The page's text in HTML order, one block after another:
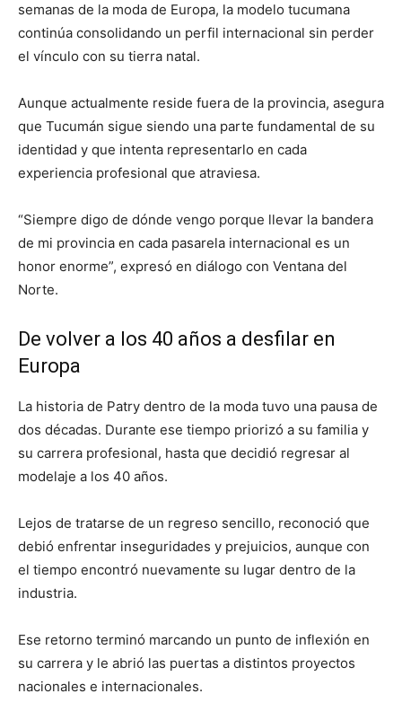
semanas de la moda de Europa, la modelo tucumana
continúa consolidando un perfil internacional sin perder
el vínculo con su tierra natal.
Aunque actualmente reside fuera de la provincia, asegura
que Tucumán sigue siendo una parte fundamental de su
identidad y que intenta representarlo en cada
experiencia profesional que atraviesa.
“Siempre digo de dónde vengo porque llevar la bandera
de mi provincia en cada pasarela internacional es un
honor enorme”, expresó en diálogo con Ventana del
Norte.
De volver a los 40 años a desfilar en
Europa
La historia de Patry dentro de la moda tuvo una pausa de
dos décadas. Durante ese tiempo priorizó a su familia y
su carrera profesional, hasta que decidió regresar al
modelaje a los 40 años.
Lejos de tratarse de un regreso sencillo, reconoció que
debió enfrentar inseguridades y prejuicios, aunque con
el tiempo encontró nuevamente su lugar dentro de la
industria.
Ese retorno terminó marcando un punto de inflexión en
su carrera y le abrió las puertas a distintos proyectos
nacionales e internacionales.